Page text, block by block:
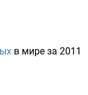
в мире за 2011